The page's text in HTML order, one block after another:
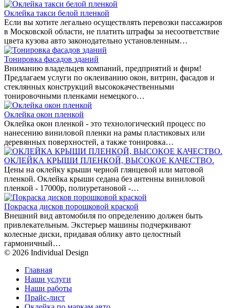
Оклейка такси белой пленкой
Если вы хотите легально осуществлять перевозки пассажиров
в Московской области, не платить штрафы за несоответствие
цвета кузова авто законодательно установленным…
Тонировка фасадов зданий
Вниманию владельцев компаний, предприятий и фирм!
Предлагаем услуги по оклеиванию окон, витрин, фасадов и
стеклянных конструкций высококачественными
тонировочными пленками немецкого…
Оклейка окон пленкой
Оклейка окон пленкой - это технологический процесс по
нанесению виниловой пленки на рамы пластиковых или
деревянных поверхностей, а также тонировка…
ОКЛЕЙКА КРЫШИ ПЛЕНКОЙ, ВЫСОКОЕ КАЧЕСТВО.
Цены на оклейку крыши черной глянцевой или матовой
пленкой. Оклейка крыши седана без антенны виниловой
пленкой - 17000р, полиуретановой -…
Покраска дисков порошковой краской
Внешний вид автомобиля по определению должен быть
привлекательным. Экстерьер машины подчеркивают
колесные диски, придавая облику авто целостный
гармоничный…
© 2026 Individual Design
Главная
Наши услуги
Наши работы
Прайс-лист